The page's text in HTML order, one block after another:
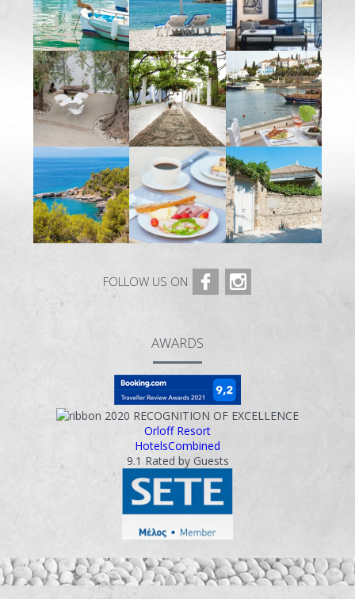
FOLLOW US ON
AWARDS
2020 RECOGNITION OF EXCELLENCE
Orloff Resort
HotelsCombined
9.1 Rated by Guests